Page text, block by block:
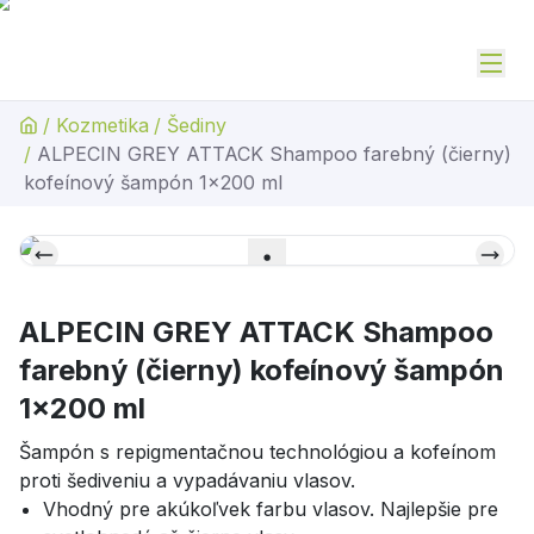
/ Kozmetika / Šediny
/ ALPECIN GREY ATTACK Shampoo farebný (čierny)
kofeínový šampón 1x200 ml
ALPECIN GREY ATTACK Shampoo
farebný (čierny) kofeínový šampón
1x200 ml
Šampón s repigmentačnou technológiou a kofeínom
proti šediveniu a vypadávaniu vlasov.
Vhodný pre akúkoľvek farbu vlasov. Najlepšie pre